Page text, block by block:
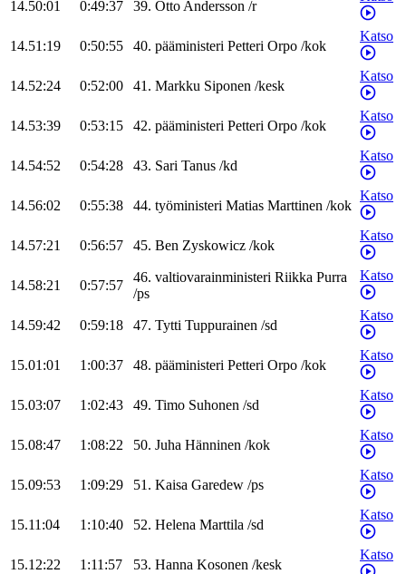
14.50:01 0:49:37 39. OttoAndersson /r
14.51:19 0:50:55 40. pääministeri Petteri Orpo /kok
Katso
14.52:24 0:52:00 41. Markku Siponen /kesk
Katso
14.53:39 0:53:15 42. pääministeri Petteri Orpo /kok
Katso
14.54:52 0:54:28 43. Sari Tanus /kd
Katso
14.56:02 0:55:38 44. työministeri Matias Marttinen /kok
Katso
14.57:21 0:56:57 45. Ben Zyskowicz /kok
Katso
14.58:21 0:57:57
46. valtiovarainministeri Riikka Purra
/ps
Katso
14.59:42 0:59:18 47. Tytti Tuppurainen /sd
Katso
15.01:01 1:00:37 48. pääministeri Petteri Orpo /kok
Katso
15.03:07 1:02:43 49. Timo Suhonen /sd
Katso
15.08:47 1:08:22 50. Juha Hänninen /kok
Katso
15.09:53 1:09:29 51. Kaisa Garedew /ps
Katso
15.11:04 1:10:40 52. Helena Marttila /sd
Katso
15.12:22 1:11:57 53. Hanna Kosonen /kesk
Katso